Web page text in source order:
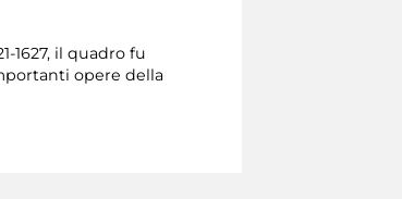
1627, il quadro fu
opere della